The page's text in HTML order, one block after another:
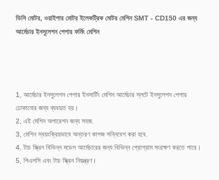
ডিসি মোটর, ওয়াইপার মোটর ইলেকট্রিক মোটর মেশিন SMT - CD150 এর জন্য
আর্মেচার ইনসুলেশন পেপার ফর্মিং মেশিন
1, আর্মেচার ইনসুলেশন পেপার ইনসার্টিং মেশিন আর্মেচার স্লটে ইনসুলেশন পেপার
ঢোকানোর জন্য ব্যবহৃত হয়।
2, এই মেশিন অপারেশন জন্য সহজ.
3, মেশিন স্বয়ংক্রিয়ভাবে অন্তরণ কাগজ সন্নিবেশ করা হবে.
4, টাচ স্ক্রিন বিভিন্ন মডেল আর্মেচারের জন্য বিভিন্ন প্রোগ্রাম সংরক্ষণ করতে পারে।
5, পিএলসি এবং টাচ স্ক্রিন নিয়ন্ত্রণ।